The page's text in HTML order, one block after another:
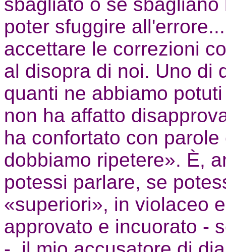
poter sfuggire
accettare le correzioni
al disopra di noi. Uno di
quanti ne abbiamo
non ha affatto
ha confortato con
dobbiamo ripetere». È,
potessi parlare, se
«superiori», in violaceo
approvato e incuorato -